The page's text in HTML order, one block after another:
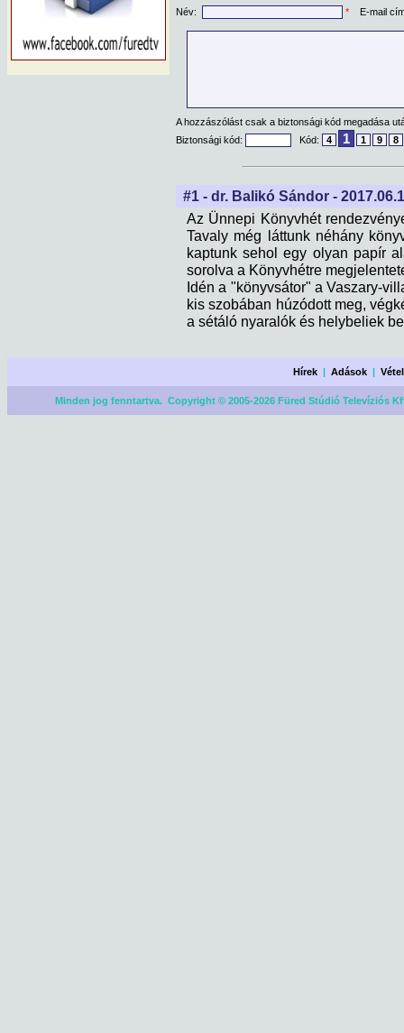
Név: * E-mail
A hozzászólást csak a biztonsági kód megadása
Biztonsági kód:
Kód: 4 1 1 9 8
#1 - dr. Balikó Sándor -
Az Ünnepi Könyvhét
Tavaly még láttunk néhány
kaptunk sehol egy olyan papír
sorolva a Könyvhétre
Idén a "könyvsátor" a Vaszary-
kis szobában húzódott meg,
a sétáló nyaralók és helybeliek
Hírek |Adások |
Minden jog fenntartva. Copyright © 2005-2026 Füred Stúdió Televíziós